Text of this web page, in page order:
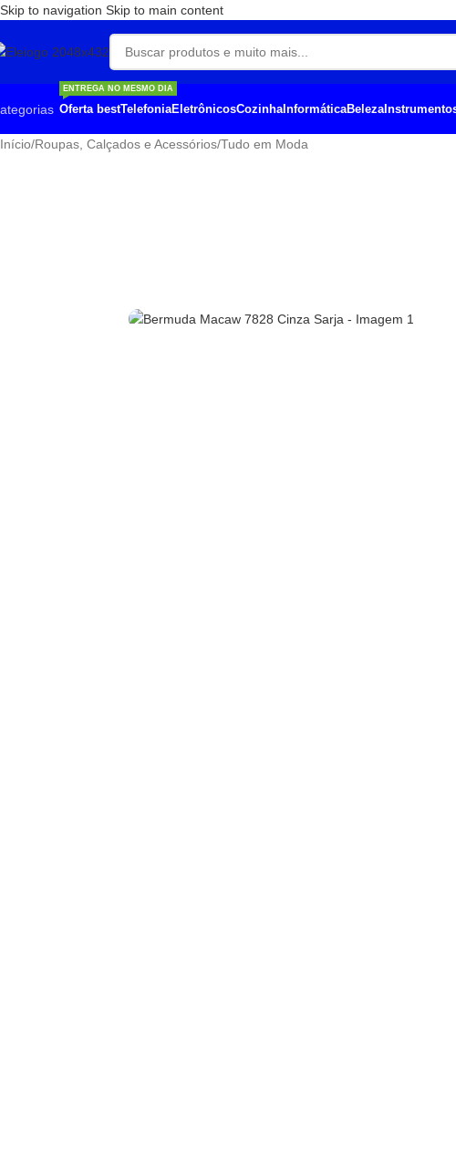
Skip to navigation Skip to main content
Oferta best
ENTREGA NO MESMO DIA
TelefoniaEletrônicosCozinhaInformáticaBeleza
Início/Roupas, Calçados e Acessórios/Tudo em Moda